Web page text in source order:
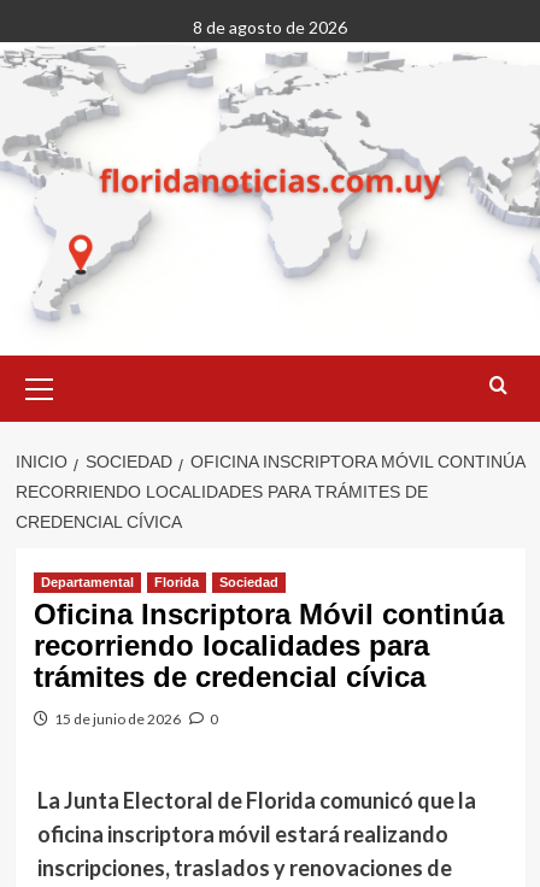
al
contenido
8 de agosto de 2026
primario
INICIO SOCIEDAD
OFICINA INSCRIPTORA MÓVIL CONTINÚA
RECORRIENDO LOCALIDADES PARA TRÁMITES DE
CREDENCIAL CÍVICA
Departamental Florida Sociedad
Oficina Inscriptora Móvil continúa
recorriendo localidades para
trámites de credencial cívica
15 de junio de 2026 0
La Junta Electoral de Florida comunicó que la
oficina inscriptora móvil estará realizando
inscripciones, traslados y renovaciones de